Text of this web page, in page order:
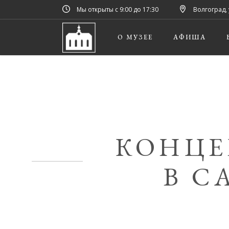
Мы открыты с 9:00 до 17:30
О МУЗЕЕ АФИША
В